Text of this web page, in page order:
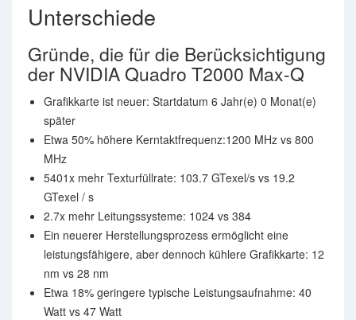
Unterschiede
Gründe, die für die Berücksichtigung
der NVIDIA Quadro T2000 Max-Q
Grafikkarte ist neuer: Startdatum 6 Jahr(e) 0 Monat(e)
später
Etwa 50% höhere Kerntaktfrequenz:1200 MHz vs 800
MHz
5401x mehr Texturfüllrate: 103.7 GTexel/s vs 19.2
GTexel / s
2.7x mehr Leitungssysteme: 1024 vs 384
Ein neuerer Herstellungsprozess ermöglicht eine
leistungsfähigere, aber dennoch kühlere Grafikkarte: 12
nm vs 28 nm
Etwa 18% geringere typische Leistungsaufnahme: 40
Watt vs 47 Watt